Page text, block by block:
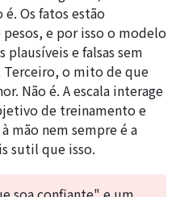
Os fatos estão
e por isso o modelo
e falsas sem
o mito de que
Não é. A escala interage
de treinamento e
mão nem sempre é a
sutil que isso.